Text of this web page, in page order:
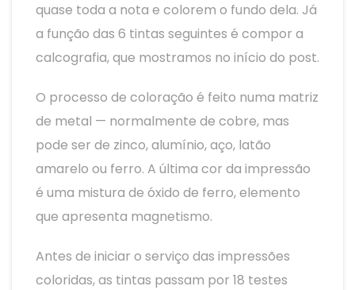
quase toda a nota e colorem o fundo dela. Já
a função das 6 tintas seguintes é compor a
calcografia, que mostramos no início do post.
O processo de coloração é feito numa matriz
de metal — normalmente de cobre, mas
pode ser de zinco, alumínio, aço, latão
amarelo ou ferro. A última cor da impressão
é uma mistura de óxido de ferro, elemento
que apresenta magnetismo.
Antes de iniciar o serviço das impressões
coloridas, as tintas passam por 18 testes